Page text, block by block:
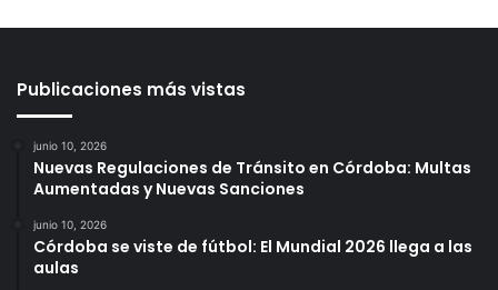
Publicaciones más vistas
junio 10, 2026
Nuevas Regulaciones de Tránsito en Córdoba: Multas
Aumentadas y Nuevas Sanciones
junio 10, 2026
Córdoba se viste de fútbol: El Mundial 2026 llega a las
aulas